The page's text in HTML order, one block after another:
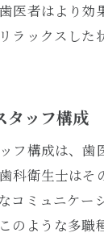
医者はより
ラックスし
タッフ構成
フ構成は、
科衛生士は
コミュニケ
のような多